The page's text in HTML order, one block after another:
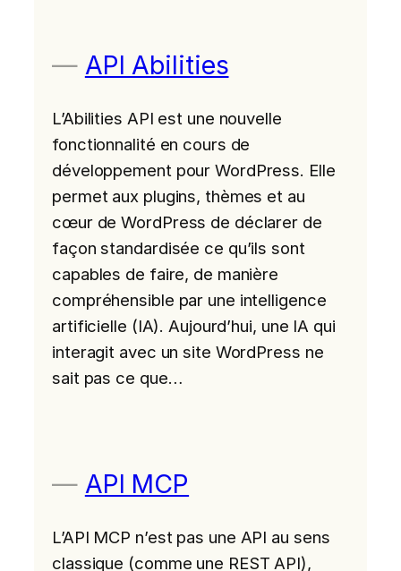
API Abilities
L’Abilities API est une nouvelle
fonctionnalité en cours de
développement pour WordPress. Elle
permet aux plugins, thèmes et au
cœur de WordPress de déclarer de
façon standardisée ce qu’ils sont
capables de faire, de manière
compréhensible par une intelligence
artificielle (IA). Aujourd’hui, une IA qui
interagit avec un site WordPress ne
sait pas ce que…
API MCP
L’API MCP n’est pas une API au sens
classique (comme une REST API),